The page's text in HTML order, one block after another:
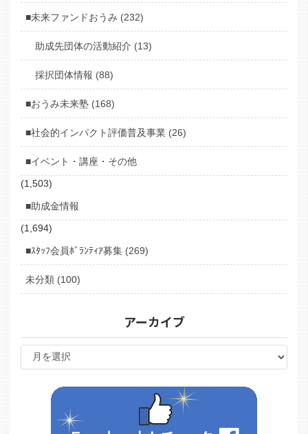
■未来ファンドおうみ (232)
助成先団体の活動紹介 (13)
採択団体情報 (88)
■おうみ未来塾 (168)
■社会的インパクト評価普及事業 (26)
■イベント・講座・その他
(1,503)
■助成金情報
(1,694)
■ｽﾀｯﾌ会員ﾎﾞﾗﾝﾃｨｱ募集 (269)
未分類 (100)
アーカイブ